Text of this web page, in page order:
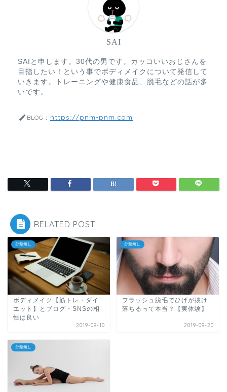
SAI
SAIと申します。30代の男です。カッコいいおじさんを
目指したい！という事でボディメイクについて発信して
いきます。トレーニングや健康食品、脱毛などの話が多
いです。
BLOG： https://pnm-pnm.com
RELATED POST
分類無し
ボディメイク【筋トレ・ダイ
エット】とブログ・SNSの相
性は良い
2019-09-10
分類無し
フラッシュ脱毛でひげが抜け
落ちるって本当？【実体験】
2019-09-20
分類無し